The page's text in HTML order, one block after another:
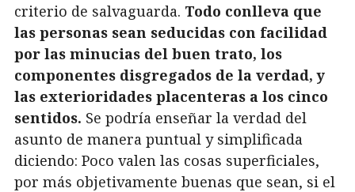
criterio de salvaguarda. Todo conlleva que
las personas sean seducidas con facilidad
por las minucias del buen trato, los
componentes disgregados de la verdad, y
las exterioridades placenteras a los cinco
sentidos. Se podría enseñar la verdad del
asunto de manera puntual y simplificada
diciendo: Poco valen las cosas superficiales,
por más objetivamente buenas que sean, si el